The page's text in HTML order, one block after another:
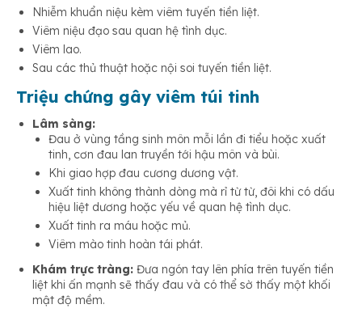
Nhiễm khuẩn niệu kèm viêm tuyến tiền liệt.
Viêm niệu đạo sau quan hệ tình dục.
Viêm lao.
Sau các thủ thuật hoặc nội soi tuyến tiền liệt.
Triệu chứng gây viêm túi tinh
Lâm sàng:
Đau ở vùng tầng sinh môn mỗi lần đi tiểu hoặc xuất
tinh, cơn đau lan truyền tới hậu môn và bùi.
Khi giao hợp đau cương dương vật.
Xuất tinh không thành dòng mà rỉ từ từ, đôi khi có dấu
hiệu liệt dương hoặc yếu về quan hệ tình dục.
Xuất tinh ra máu hoặc mủ.
Viêm mào tinh hoàn tái phát.
Khám trực tràng: Đưa ngón tay lên phía trên tuyến tiền
liệt khi ấn mạnh sẽ thấy đau và có thể sờ thấy một khối
mật độ mềm.